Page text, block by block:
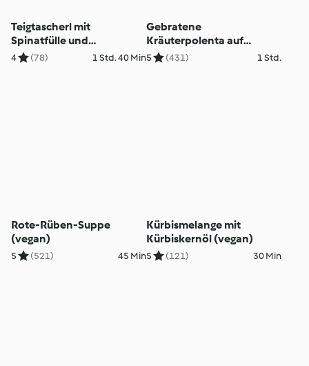
Teigtascherl mit
Spinatfülle und
Basilikumpesto (vegan)
4 (78) 1 Std. 40 Min
Gebratene
Kräuterpolenta auf
Ratatouille (vegan)
5 (431) 1 Std.
Rote-Rüben-Suppe
(vegan)
5 (521) 45 Min
Kürbismelange mit
Kürbiskernöl (vegan)
5 (121) 30 Min